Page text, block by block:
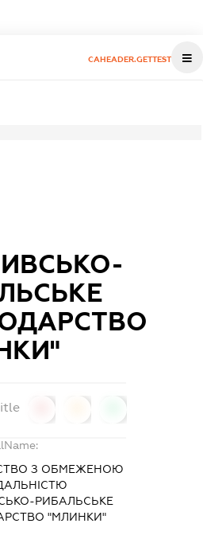
CAHEADER.GETTEST
З ОБМЕЖЕНОЮ
РИБАЛЬСЬКЕ
"МЛИНКИ"